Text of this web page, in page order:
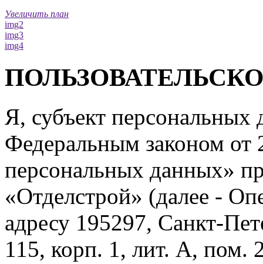
Увеличить план
img2
img3
img4
Я, субъект персональных
Федеральным законом от
персональных данных»
«Отделстрой» (далее -
адресу 195297, Санкт-
115, корп. 1, лит. А,